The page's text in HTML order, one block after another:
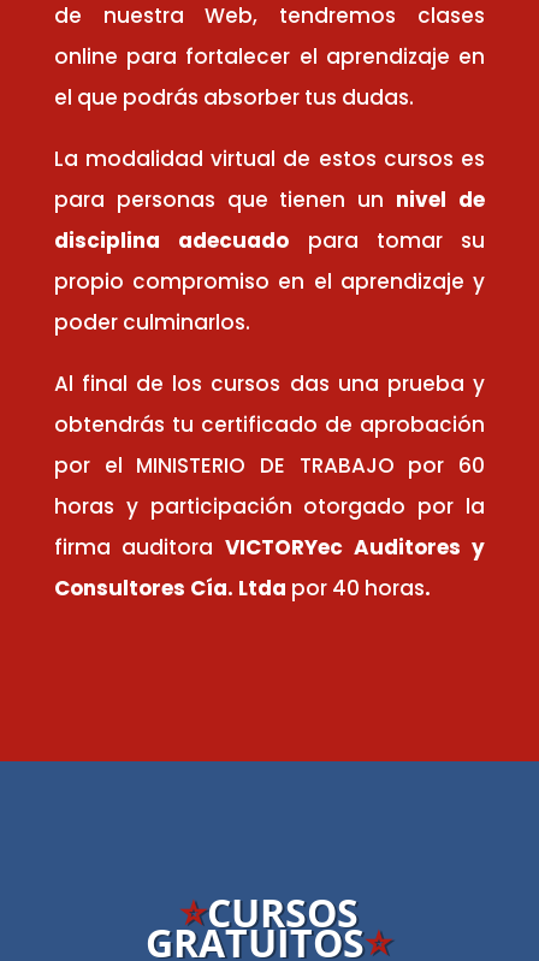
de nuestra Web, tendremos clases
online para fortalecer el aprendizaje en
el que podrás absorber tus dudas.
La modalidad virtual de estos cursos es
para personas que tienen un nivel de
disciplina adecuado para tomar su
propio compromiso en el aprendizaje y
poder culminarlos.
Al final de los cursos das una prueba y
obtendrás tu certificado de aprobación
por el MINISTERIO DE TRABAJO por 60
horas y participación otorgado por la
firma auditora VICTORYec Auditores y
Consultores Cía. Ltda por 40 horas.
⭐️CURSOS
GRATUITOS⭐️